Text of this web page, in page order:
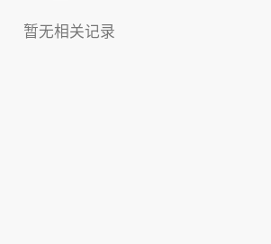
暂无相关记录